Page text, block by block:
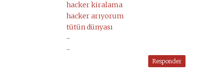
hacker kiralama
hacker arıyorum
tütün dünyası
-
-
Responder